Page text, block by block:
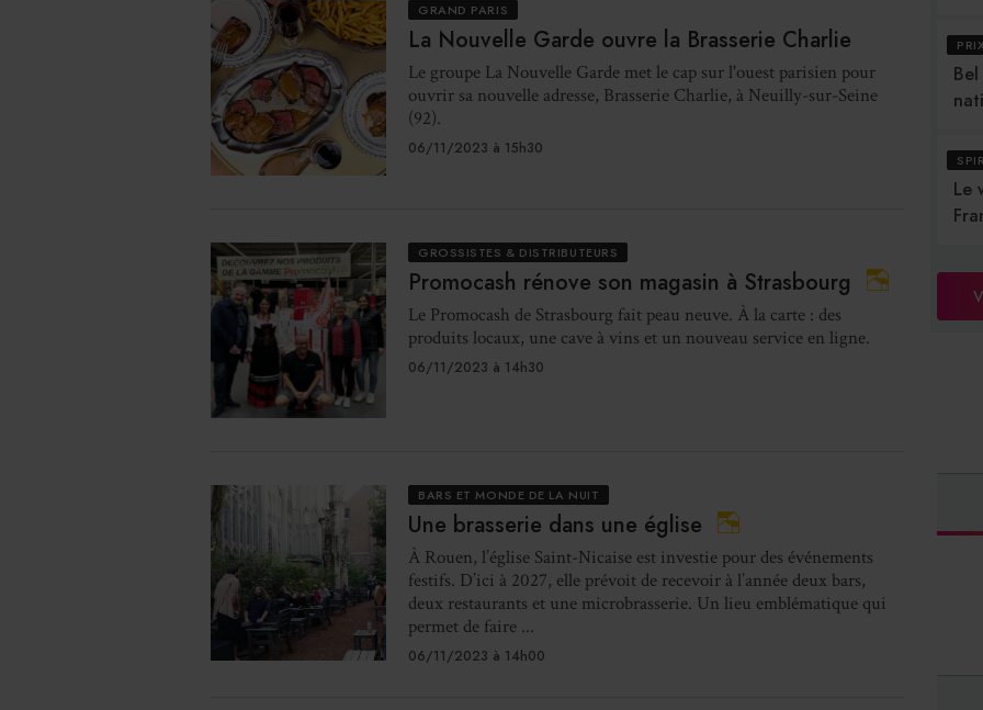
GRAND PARIS
La Nouvelle Garde ouvre la Brasserie Charlie
Le groupe La Nouvelle Garde met le cap sur l'ouest parisien pour
ouvrir sa nouvelle adresse, Brasserie Charlie, à Neuilly-sur-Seine
(92).
06/11/2023 à 15h30
GROSSISTES & DISTRIBUTEURS
Promocash rénove son magasin à Strasbourg
Le Promocash de Strasbourg fait peau neuve. À la carte : des
produits locaux, une cave à vins et un nouveau service en ligne.
06/11/2023 à 14h30
BARS ET MONDE DE LA NUIT
Une brasserie dans une église
À Rouen, l’église Saint-Nicaise est investie pour des événements
festifs. D’ici à 2027, elle prévoit de recevoir à l’année deux bars,
deux restaurants et une microbrasserie. Un lieu emblématique qui
permet de faire ...
06/11/2023 à 14h00
Le